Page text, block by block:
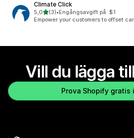
Climate Click
5,0av 5 stjärnor
(3)
3 recensioner totalt
•Engångsavgift på $1
Empower your customers to offset
Vill du lägga
Prova Shopify gratis